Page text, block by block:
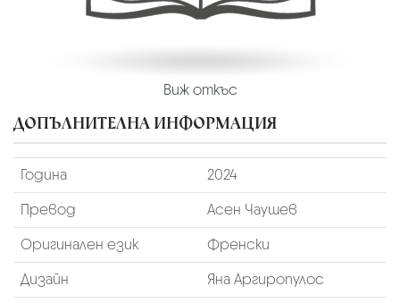
Виж откъс
ДОПЪЛНИТЕЛНА ИНФОРМАЦИЯ
Година
2024
Превод
Асен Чаушев
Оригинален език
Френски
Дизайн
Яна Аргиропулос